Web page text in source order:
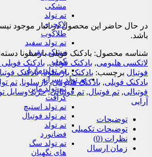
مشکی
تم تولد
لاکچری
طلاکوب
تم تولد سفید
مشکی نقره
کوب
تم تولد ماربل
تم تولد پسرانه
تم تولد ماین
کرافت
تم تولد استیچ
تم تولد فوتبال
تم تولد
فضانورد
تم تولد سگ
های نگهبان
در حال حاضر این محصول در انبار موجود
باشد.
شناسه محصول: بادکنک فویلی بارسلونا
لاتکسی هلیومی, بادکنک فویلی, بادکنک
فوتبال برچسب: بادکنک بارسلونا,بادکنک
بادکنک فویلی, بادکنک هلیومی,بارسلونا, تم
فوتبالی, تم فوتبال, تم فوتبالی,خرید وسایل
آرایی
توضیحات
توضیحات تکمیلی
نظرات (0)
زمان ارسال